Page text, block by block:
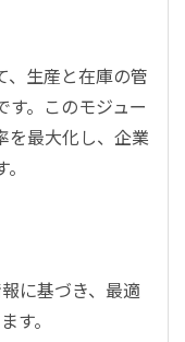
、生産と在庫の管
。このモジュー
を最大化し、企業
に基づき、最適
す。